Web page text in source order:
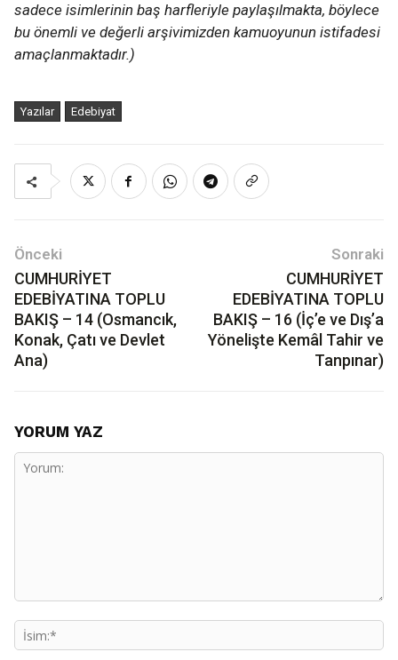
sadece isimlerinin baş harfleriyle paylaşılmakta, böylece
bu önemli ve değerli arşivimizden kamuoyunun istifadesi
amaçlanmaktadır.)
Yazılar Edebiyat
Önceki
CUMHURİYET
EDEBİYATINA TOPLU
BAKIŞ – 14 (Osmancık,
Konak, Çatı ve Devlet
Ana)
Sonraki
CUMHURİYET
EDEBİYATINA TOPLU
BAKIŞ – 16 (İç’e ve Dış’a
Yönelişte Kemâl Tahir ve
Tanpınar)
YORUM YAZ